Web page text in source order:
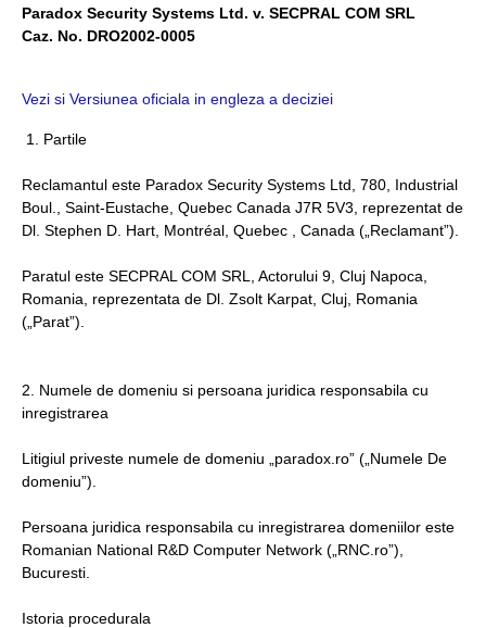
Paradox Security Systems Ltd. v. SECPRAL COM SRL
Caz. No. DRO2002-0005
Vezi si Versiunea oficiala in engleza a deciziei
1. Partile
Reclamantul este Paradox Security Systems Ltd, 780, Industrial
Boul., Saint-Eustache, Quebec Canada J7R 5V3, reprezentat de
Dl. Stephen D. Hart, Montréal, Quebec , Canada („Reclamant”).
Paratul este SECPRAL COM SRL, Actorului 9, Cluj Napoca,
Romania, reprezentata de Dl. Zsolt Karpat, Cluj, Romania
(„Parat”).
2. Numele de domeniu si persoana juridica responsabila cu
inregistrarea
Litigiul priveste numele de domeniu „paradox.ro” („Numele De
domeniu”).
Persoana juridica responsabila cu inregistrarea domeniilor este
Romanian National R&D Computer Network („RNC.ro”),
Bucuresti.
Istoria procedurala